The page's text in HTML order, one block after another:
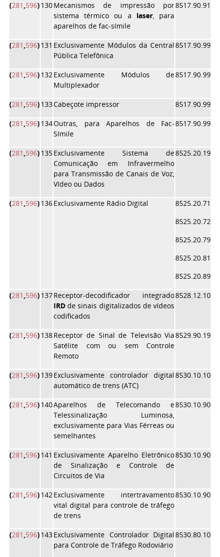
(281 ,596)130Mecanismos de impressão por
sistema térmico ou a laser, para
aparelhos de fac-símile
8517.90.91
(281 ,596)131 Exclusivamente Módulos da Central
Pública Telefônica
8517.90.99
(281 ,596)132Exclusivamente Módulos de
Multiplexador
8517.90.99
(281 ,596)133Cabeçote impressor 8517.90.99
(281 ,596)134Outras, para Aparelhos de Fac-
Símile
8517.90.99
(281 ,596)135Exclusivamente Sistema de
Comunicação em Infravermelho
para Transmissão de Canais de Voz,
Vídeo ou Dados
8525.20.19
(281 ,596)136Exclusivamente Rádio Digital
8525.20.71
8525.20.72
8525.20.79
8525.20.81
8525.20.89
(281 ,596)137Receptor-decodificador integrado
IRD de sinais digitalizados de vídeos
codificados
8528.12.10
(281 ,596)138Receptor de Sinal de Televisão Via
Satélite com ou sem Controle
Remoto
8529.90.19
(281 ,596)139Exclusivamente controlador digital
automático de trens (ATC)
8530.10.10
(281 ,596)140Aparelhos de Telecomando e
Telessinalização Luminosa,
exclusivamente para Vias Férreas ou
semelhantes
8530.10.90
(281 ,596)141 Exclusivamente Aparelho Eletrônico
de Sinalização e Controle de
Circuitos de Via
8530.10.90
(281 ,596)142Exclusivamente intertravamento
vital digital para controle de tráfego
de trens
8530.10.90
(281 ,596)143Exclusivamente Controlador Digital
para Controle de Tráfego Rodoviário
8530.80.10